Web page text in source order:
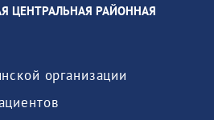
ЦЕНТРАЛЬНАЯ РАЙОННАЯ
организации